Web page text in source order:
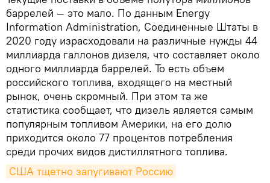
баррелей — это мало. По данным Energy
Information Administration, Соединенные Штаты в
2020 году израсходовали на различные нужды 44
миллиарда галлонов дизеля, что составляет около
одного миллиарда баррелей. То есть объем
российского топлива, входящего на местный
рынок, очень скромный. При этом та же
статистика сообщает, что дизель является самым
популярным топливом Америки, на его долю
приходится около 77 процентов потребления
среди прочих видов дистиллятного топлива.
США тщетно запугивают Россию